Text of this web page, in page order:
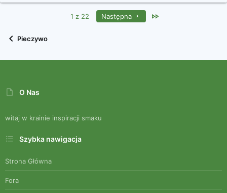
1 z 22 Następna
Pieczywo
O Nas
witaj w krainie inspiracji smaku
Szybka nawigacja
Strona Główna
Fora